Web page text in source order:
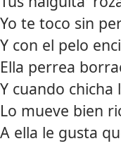
Yo te toco sin
Y con el pelo
Ella perrea
Y cuando
Lo mueve bien
A ella le gusta